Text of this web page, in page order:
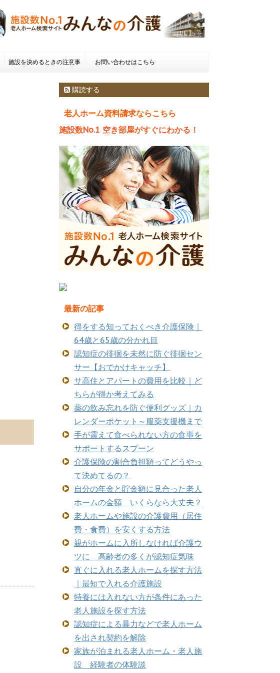
施設を決めるときの注意事
項 老人ホームの種類とお金
お問い合わせはこちら
購読する
老人ホーム資料請求ならこちら
施設数No.1 空き部屋がすぐにわかる！
最新の記事
得をする知っておくべき介護保険｜
64歳と65歳の分かれ目
認知症の徘徊を未然に防ぐ徘徊セン
サー【おでかけキャッチ】
サ高住とアパートの費用を比較｜ど
ちらが得か考えてみる
薬の飲み忘れを防ぐ便利グッズ｜カ
レンダーポケット～服薬支援機まで
手が震えて食べられない方の食事を
サポートするスプーン
介護保険の割合負担額ってどうやっ
て決めてるの？
自分の年金と貯金額に見合った老人
ホームの金額 いくらなら大丈夫？
老人ホームや施設の介護費用（居住
費・食費）を安くする方法
親がホームに入所しなければ介護ウ
ツに 高齢者の多くが認知症気味
直ぐに入れる老人ホームを探す方法
｜最短で入れる介護施設
特養には入れない方が条件にあった
老人施設を探す方法
認知症による暴力などで老人ホーム
を出され契約を解除
家族が泊まれる老人ホーム・老人施
設 経験者の体験談